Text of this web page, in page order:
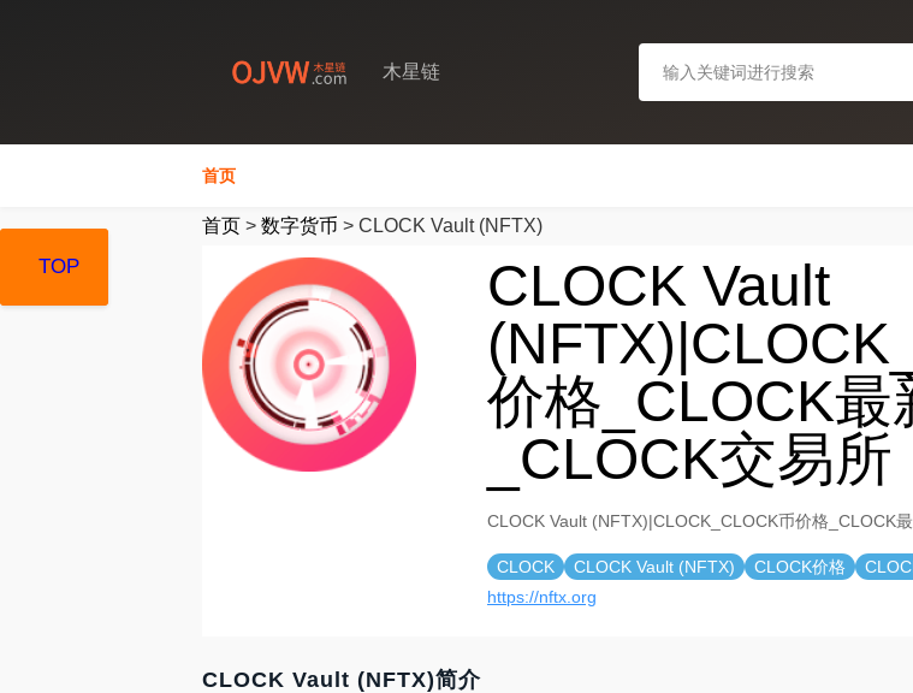
木星链
首页
首页 > 数字货币 > CLOCK Vault (NFTX)
CLOCK Vault
价格_CLOCK最
_CLOCK交易所
CLOCK Vault (NFTX)|CLOCK_CLOCK币价格_CLOCK
CLOCK CLOCK Vault (NFTX) CLOCK价格
https://nftx.org
CLOCK Vault (NFTX)简介
TOP
TOP
TOP